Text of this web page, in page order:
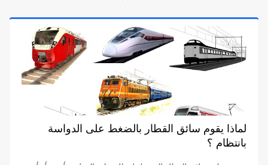
لماذا يقوم سائق القطار بالضغط على الدواسة
بانتظام ؟